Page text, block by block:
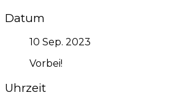
Datum
10 Sep. 2023
Vorbei!
Uhrzeit